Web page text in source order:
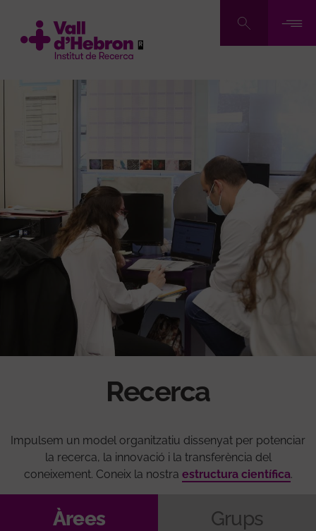
contingut
Recerca
Impulsem un model organitzatiu dissenyat per potenciar
la recerca, la innovació i la transferència del
coneixement. Coneix la nostra estructura científica.
Àrees Grups